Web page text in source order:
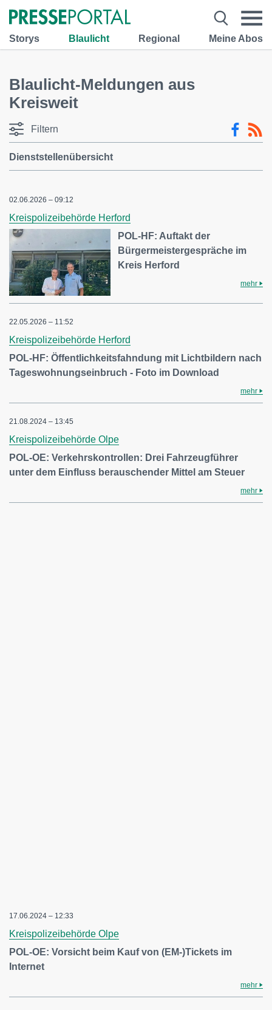
Storys Blaulicht Regional Meine Abos
Blaulicht-Meldungen aus
Kreisweit
Filtern
Dienststellenübersicht
02.06.2026 – 09:12
Kreispolizeibehörde Herford
POL-HF: Auftakt der
Bürgermeistergespräche im
Kreis Herford
mehr
22.05.2026 – 11:52
Kreispolizeibehörde Herford
POL-HF: Öffentlichkeitsfahndung mit Lichtbildern nach
Tageswohnungseinbruch - Foto im Download
mehr
21.08.2024 – 13:45
Kreispolizeibehörde Olpe
POL-OE: Verkehrskontrollen: Drei Fahrzeugführer
unter dem Einfluss berauschender Mittel am Steuer
mehr
17.06.2024 – 12:33
Kreispolizeibehörde Olpe
POL-OE: Vorsicht beim Kauf von (EM-)Tickets im
Internet
mehr